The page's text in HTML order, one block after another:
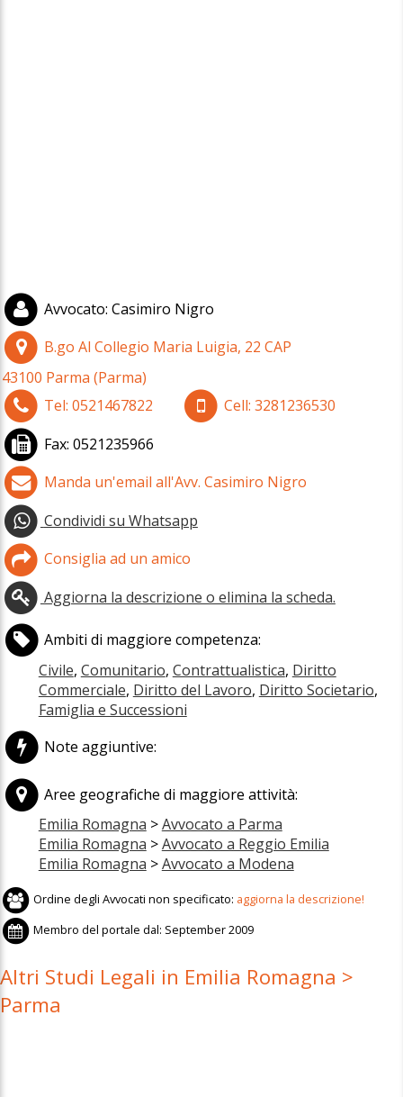
Avvocato: Casimiro Nigro
B.go Al Collegio Maria Luigia, 22 CAP
43100 Parma (Parma)
Tel: 0521467822 Cell: 3281236530
Fax: 0521235966
Manda un'email all'Avv. Casimiro Nigro
Condividi su Whatsapp
Consiglia ad un amico
Aggiorna la descrizione o elimina la scheda.
Ambiti di maggiore competenza:
Civile, Comunitario, Contrattualistica, Diritto
Commerciale, Diritto del Lavoro, Diritto Societario,
Famiglia e Successioni
Note aggiuntive:
Aree geografiche di maggiore attività:
Emilia Romagna >Avvocato a Parma
Emilia Romagna >Avvocato a Reggio Emilia
Emilia Romagna >Avvocato a Modena
Ordine degli Avvocati non specificato: aggiorna la descrizione!
Membro del portale dal: September 2009
Altri Studi Legali in Emilia Romagna >
Parma